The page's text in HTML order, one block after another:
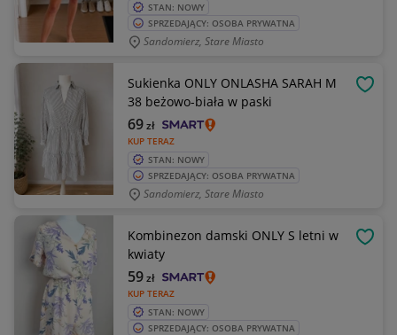
STAN: NOWY
SPRZEDAJĄCY: OSOBA PRYWATNA
Sandomierz, Stare Miasto
Sukienka ONLY ONLASHA SARAH M
38 beżowo-biała w paski
KUP TERAZ
69zł
STAN: NOWY
SPRZEDAJĄCY: OSOBA PRYWATNA
Sandomierz, Stare Miasto
Kombinezon damski ONLY S letni w
kwiaty
KUP TERAZ
59zł
STAN: NOWY
SPRZEDAJĄCY: OSOBA PRYWATNA